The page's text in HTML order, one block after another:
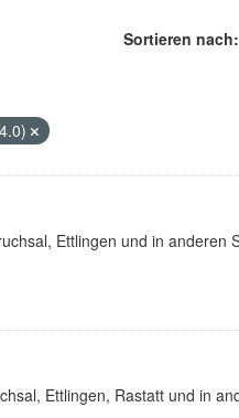
Sortieren nach
Ettlingen und in anderen
Ettlingen, Rastatt und in